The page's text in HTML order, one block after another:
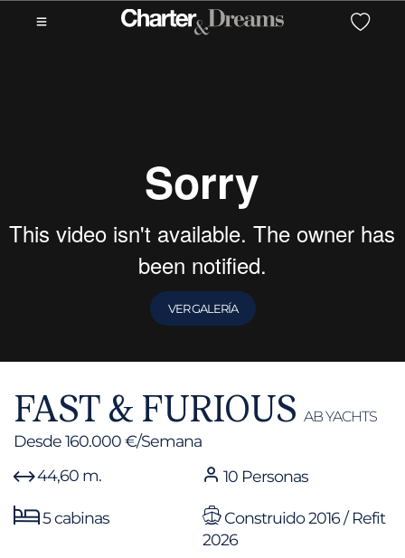
VER GALERÍA
FAST & FURIOUS AB YACHTS
Desde 160.000 €/Semana
44,60 m.
10 Personas
5 cabinas
Construido 2016 / Refit
2026